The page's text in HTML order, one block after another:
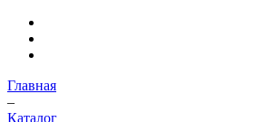
Главная
–
Каталог